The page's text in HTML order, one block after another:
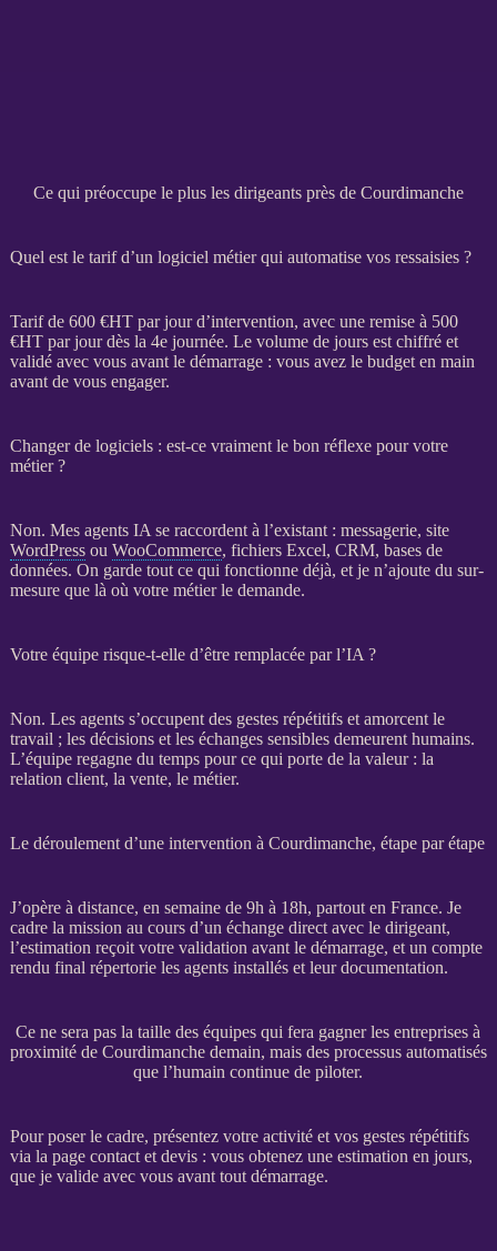
Ce qui préoccupe le plus les dirigeants près de Courdimanche
Quel est le tarif d’un logiciel métier qui automatise vos ressaisies ?
Tarif de 600 €HTpar jour d’intervention, avec une remise à 500
€HTpar jour dès la 4e journée. Le volume de jours est chiffré et
validé avec vous avant le démarrage : vous avez le budget en main
avant de vous engager.
Changer de logiciels : est-ce vraiment le bon réflexe pour votre
métier ?
Non. Mes agents IA se raccordent à l’existant : messagerie, site
WordPressou WooCommerce, fichiers Excel, CRM, bases de
données. On garde tout ce qui fonctionne déjà, et je n’ajoute du sur-
mesure que là où votre métier le demande.
Votre équipe risque-t-elle d’être remplacée par l’IA ?
Non. Les agentss’occupent des gestes répétitifs et amorcent le
travail ; les décisions et les échanges sensibles demeurent humains.
L’équipe regagne du temps pour ce qui porte de la valeur : la
relation client, la vente, le métier.
Le déroulement d’une intervention à Courdimanche, étape par étape
J’opère à distance, en semaine de 9h à 18h, partout en France. Je
cadre la mission au cours d’un échange direct avec le dirigeant,
l’estimation reçoit votre validation avant le démarrage, et un compte
rendu final répertorie les agentsinstallés et leur documentation.
Ce ne sera pas la taille des équipes qui fera gagner les entreprises à
proximité de Courdimanche demain, mais des processus automatisés
que l’humain continue de piloter.
Pour poser le cadre, présentez votre activité et vos gestes répétitifs
via la page contact et devis: vous obtenez une estimation en jours,
que je valide avec vous avant tout démarrage.